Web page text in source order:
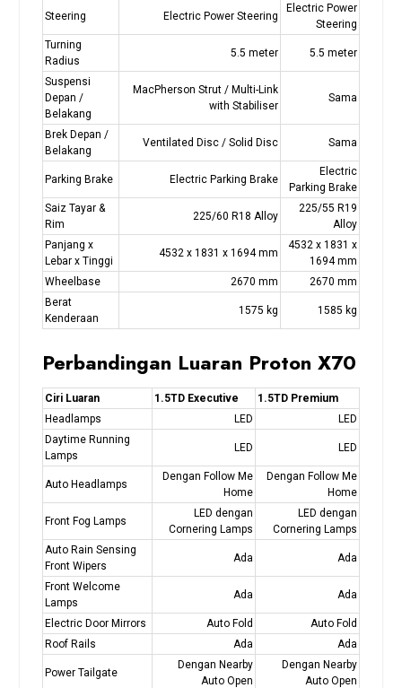
Steering Electric Power Steering
Electric Power
Steering
Turning
Radius
5.5 meter 5.5 meter
Suspensi
Depan /
Belakang
MacPherson Strut / Multi-Link
with Stabiliser
Sama
Brek Depan /
Belakang
Ventilated Disc / Solid Disc Sama
Parking Brake Electric Parking Brake
Electric
Parking Brake
Saiz Tayar &
Rim
225/60 R18 Alloy
225/55 R19
Alloy
Panjang x
Lebar x Tinggi
4532 x 1831 x 1694 mm
4532 x 1831 x
1694 mm
Wheelbase
2670 mm
2670 mm
Berat
Kenderaan
1575 kg 1585 kg
Perbandingan Luaran Proton X70
Ciri Luaran 1.5TD Executive
1.5TD Premium
Headlamps
LED
LED
Daytime Running
Lamps
LED LED
Auto Headlamps
Dengan Follow Me
Home
Dengan Follow Me
Home
Front Fog Lamps
LED dengan
Cornering Lamps
LED dengan
Cornering Lamps
Auto Rain Sensing
Front Wipers
Ada Ada
Front Welcome
Lamps
Ada Ada
Electric Door Mirrors Auto Fold
Auto Fold
Roof Rails
Ada Ada
Power Tailgate
Dengan Nearby
Auto Open
Dengan Nearby
Auto Open